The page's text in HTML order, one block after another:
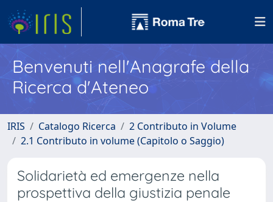
Benvenuti nell'Anagrafe della
Ricerca d'Ateneo
IRIS Catalogo Ricerca
2 Contributo in Volume
2.1 Contributo in volume (Capitolo o Saggio)
Solidarietà ed emergenze nella
prospettiva della giustizia penale